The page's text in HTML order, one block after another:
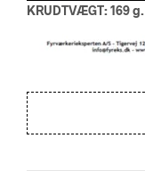
KRUDTVÆGT: 169 g.